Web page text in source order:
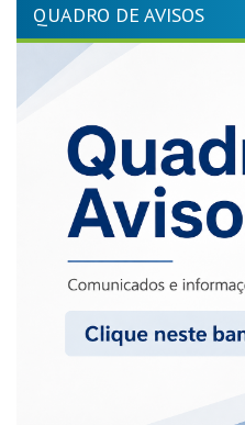
QUADRO DE AVISOS